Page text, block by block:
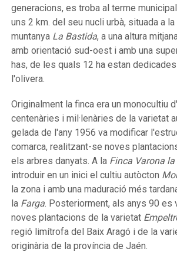
generacions, es troba al terme
uns 2 km. del seu nucli urbà, situada a
muntanya La Bastida, a una altura
amb orientació sud-oest i amb una
has, de les quals 12 ha estan
l'olivera.
Originalment la finca era un monocultiu
centenàries i mil·lenàries de la varietat
gelada de l'any 1956 va modificar
comarca, realitzant-se noves
els arbres danyats. A la Finca Varona la
introduir en un inici el cultiu autòcton
la zona i amb una maduració més
la Farga. Posteriorment, als anys 90 es
noves plantacions de la varietat
regió limítrofa del Baix Aragó i de la
originària de la província de Jaén.